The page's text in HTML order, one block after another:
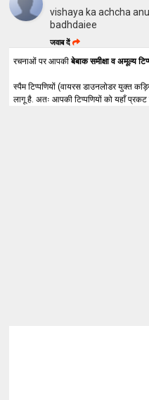
vishaya ka achcha
badhdaiee
जवाब दें
रचनाओं पर आपकीबेबाक समीक्षा व अमूल्य
स्पैम टिप्पणियों (वायरस डाउनलोडर युक्त
लागू है. अतः आपकी टिप्पणियों को यहाँ